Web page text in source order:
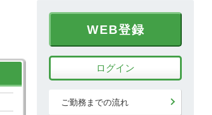
WEB登録
ログイン
ご勤務までの流れ